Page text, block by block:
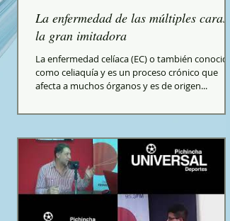
La enfermedad de las múltiples caras o
la gran imitadora
La enfermedad celíaca (EC) o también conocida
como celiaquía y es un proceso crónico que
afecta a muchos órganos y es de origen...